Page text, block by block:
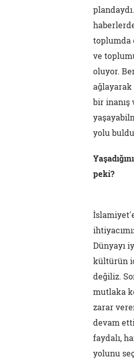
toplumda
ve
oluyor.
ağlayarak
bir inanış
yolu
peki?
Dünyayı
kültürün
değiliz.
mutlaka
zarar
devam
faydalı,
yolunu